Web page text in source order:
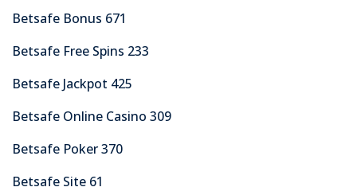
Betsafe Bonus 671
Betsafe Free Spins 233
Betsafe Jackpot 425
Betsafe Online Casino 309
Betsafe Poker 370
Betsafe Site 61